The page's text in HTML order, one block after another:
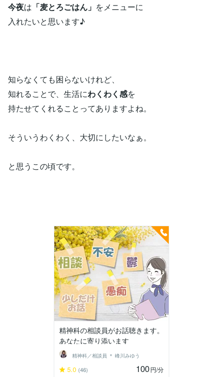
今夜は 「麦とろごはん」 をメニューに
入れたいと思います♪
知らなくても困らないけれど、
知れることで、生活にわくわく感を
持たせてくれることってありますよね。
そういうわくわく、大切にしたいなぁ。
と思うこの頃です。
精神科の相談員がお話聴きます。
あなたに寄り添います
精神科／相談員 ＊ 峰川みゆう
5.0 (46) 100円/分